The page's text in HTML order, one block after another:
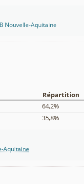
Nouvelle-Aquitaine
Répartition
64,2%
35,8%
Aquitaine